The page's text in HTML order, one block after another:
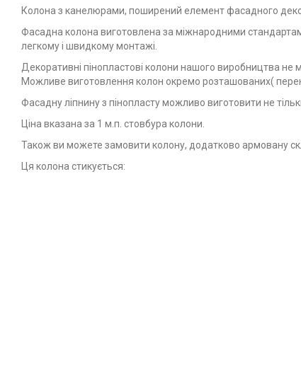
Колона з канелюрами, поширений елемент фасадного
Фасадна колона виготовлена за міжнародними
легкому і швидкому монтажі.
Декоративні пінопластові колони нашого виробництва
Можливе виготовлення колон окремо розташованих(
Фасадну ліпнину з пінопласту можливо виготовити не
Ціна вказана за 1 м.п. стовбура колони.
Також ви можете замовити колону, додатково армовану
Ця колона стикується: